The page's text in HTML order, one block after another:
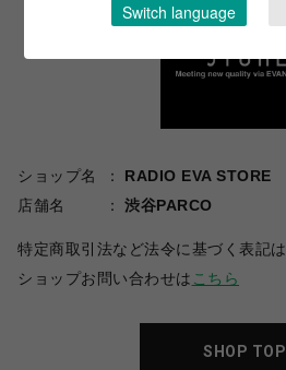
ショップ名
RADIO EVA STORE
店舗名
渋谷PARCO
特定商取引法など法令に基づく表記は
ショップお問い合わせは こちら
SHOP TOP
Switch language